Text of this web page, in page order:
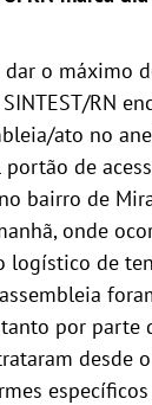
dar o máximo
RN
ato no
portão de
bairro de
onde
logístico de
por parte
desde